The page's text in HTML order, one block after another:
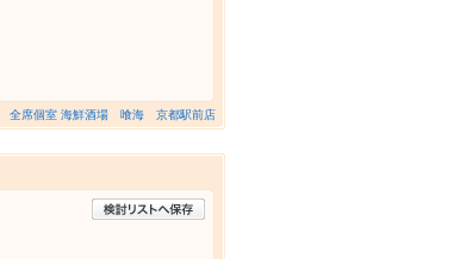
全席個室 海鮮酒場 喰海 京都駅前店